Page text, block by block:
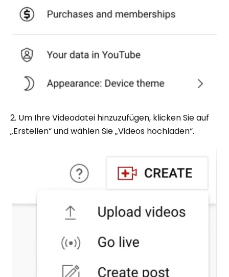
2. Um Ihre Videodatei hinzuzufügen, klicken Sie auf
„Erstellen“ und wählen Sie „Videos hochladen“.